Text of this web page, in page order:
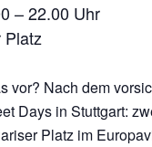
– 22.00 Uhr
Platz
vor? Nach dem
Days in Stuttgart:
Platz im